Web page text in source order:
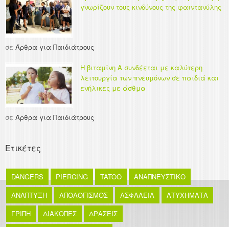
γνωρίζουν τους κινδύνους της φαιντανύλης
σε Άρθρα για Παιδιάτρους
Η βιταμίνη Α συνδέεται με καλύτερη
λειτουργία των πνευμόνων σε παιδιά και
ενήλικες με άσθμα
σε Άρθρα για Παιδιάτρους
Ετικέτες
DANGERS PIERCING TATOO
ΑΝΑΠΝΕΥΣΤΙΚΟ
ΑΝΑΠΤΥΞΗ
ΑΠΟΛΟΓΙΣΜΟΣ ΑΣΦΑΛΕΙΑ
ΑΤΥΧΗΜΑΤΑ
ΓΡΙΠΗ
ΔΙΑΚΟΠΕΣ ΔΡΑΣΕΙΣ